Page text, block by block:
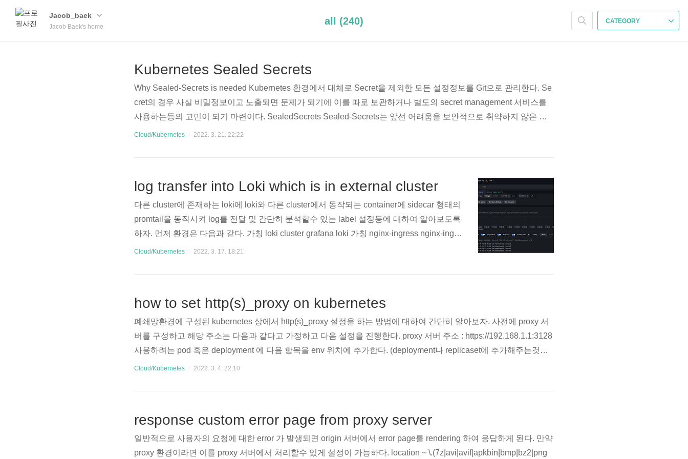
Jacob_baek
Jacob Baek's home
CATEGORY
all (240)
Kubernetes Sealed Secrets
Why Sealed-Secrets is needed Kubernetes 환경에서 대체로 Secret을 제외한 모든 설정정보를 Git으로 관리한다. Se
cret의 경우 사실 비밀정보이고 노출되면 문제가 되기에 이를 따로 보관하거나 별도의 secret management 서비스를
사용하는등의 고민이 되기 마련이다. SealedSecrets Sealed-Secrets는 앞선 어려움을 보안적으로 취약하지 않은 상
태의 암호화된 Secret으로 Git 저장소에 저장되게 해주어 GitOps 환경상에 Secret 보관에 어려움을 해소시켜준다. 테
Cloud/Kubernetes 2022. 3. 21. 22:22
log transfer into Loki which is in external cluster
다른 cluster에 존재하는 loki에 loki와 다른 cluster에서 동작되는 container에 sidecar 형태의
promtail을 동작시켜 log를 전달 및 간단히 분석할수 있는 label 설정등에 대하여 알아보도록
하자. 먼저 환경은 다음과 같다. 가칭 loki cluster grafana loki 가칭 nginx-ingress nginx-ingre
ss 먼저 grafana는 접근이 되고 있고 loki도 외부로 연결이 가능하도록 ingress로 객체를 만
Cloud/Kubernetes 2022. 3. 17. 18:21
how to set http(s)_proxy on kubernetes
폐쇄망환경에 구성된 kubernetes 상에서 http(s)_proxy 설정을 하는 방법에 대하여 간단히 알아보자. 사전에 proxy 서
버를 구성하고 해당 주소는 다음과 같다고 가정하고 다음 설정을 진행한다. proxy 서버 주소 : https://192.168.1.1:3128
사용하려는 pod 혹은 deployment 에 다음 항목을 env 위치에 추가한다. (deployment나 replicaset에 추가해주는것이
향후 재사용을 위해서도 좋다.) spec: template: spec: containers: ... envs: - name: https_proxy value: http://192.168.1.
Cloud/Kubernetes 2022. 3. 4. 22:10
response custom error page from proxy server
일반적으로 사용자의 요청에 대한 error 가 발생되면 origin 서버에서 error page를 rendering 하여 응답하게 된다. 만약
proxy 환경이라면 이를 proxy 서버에서 처리할수 있게 설정이 가능하다. location ~ \.(7z|avi|avif|apkbin|bmp|bz2|png